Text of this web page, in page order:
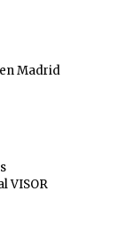
Madrid
VISOR